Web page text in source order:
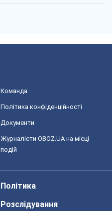
Команда
Політика конфіденційності
Документи
Журналісти OBOZ.UA на місці
подій
Політика
Розслідування